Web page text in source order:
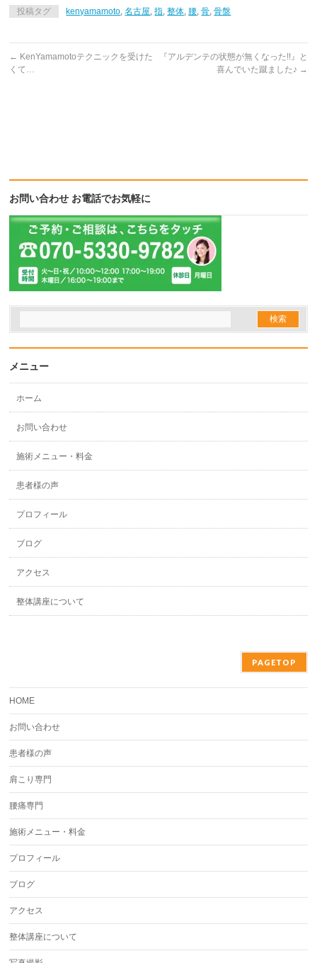
投稿タグ kenyamamoto ,名古屋 ,指 ,整体 腰 ,骨 ,骨盤
← KenYamamotoテクニックを受けた
くて…
『アルデンテの状態が無くなった!!』と
喜んでいた蹴ました♪ →
お問い合わせ お電話でお気軽に
メニュー
ホーム
お問い合わせ
施術メニュー・料金
患者様の声
プロフィール
ブログ
アクセス
整体講座について
PAGETOP
HOME
お問い合わせ
患者様の声
肩こり専門
腰痛専門
施術メニュー・料金
プロフィール
ブログ
アクセス
整体講座について